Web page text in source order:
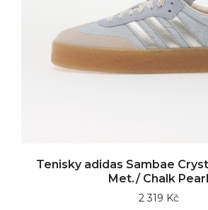
Tenisky adidas Sambae
Met./ Chalk Pearl
2 319 Kč